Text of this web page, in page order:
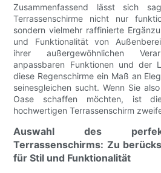
Zusammenfassend lässt sich
Terrassenschirme nicht nur
sondern vielmehr raffinierte
und Funktionalität von
ihrer außergewöhnlichen
anpassbaren Funktionen und der
diese Regenschirme ein Maß an
seinesgleichen sucht. Wenn Sie
Oase schaffen möchten, ist
hochwertigen Terrassenschirm
Auswahl des
Terrassenschirms: Zu
für Stil und Funktionalität